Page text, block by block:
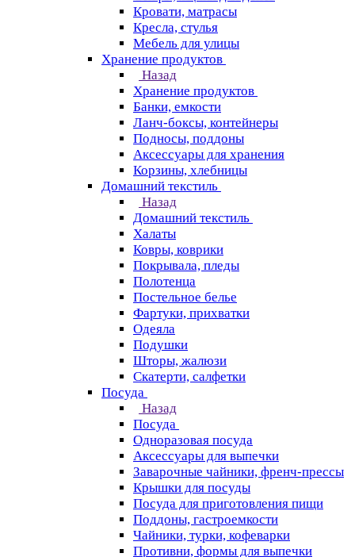
Кровати, матрасы
Кресла, стулья
Мебель для улицы
Хранение продуктов
Назад
Хранение продуктов
Банки, емкости
Ланч-боксы, контейнеры
Подносы, поддоны
Аксессуары для хранения
Корзины, хлебницы
Домашний текстиль
Назад
Домашний текстиль
Халаты
Ковры, коврики
Покрывала, пледы
Полотенца
Постельное белье
Фартуки, прихватки
Одеяла
Подушки
Шторы, жалюзи
Скатерти, салфетки
Посуда
Назад
Посуда
Одноразовая посуда
Аксессуары для выпечки
Заварочные чайники, френч-прессы
Крышки для посуды
Посуда для приготовления пищи
Поддоны, гастроемкости
Чайники, турки, кофеварки
Противни, формы для выпечки